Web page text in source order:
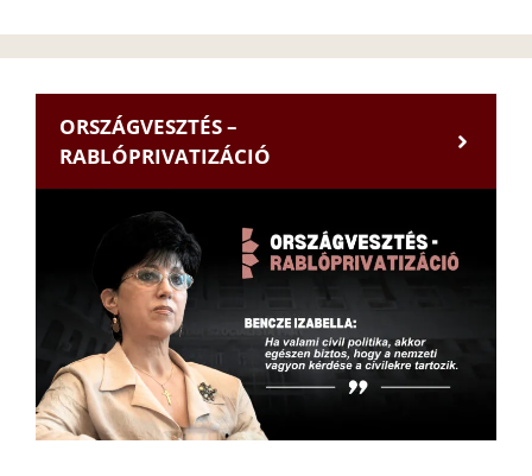
ORSZÁGVESZTÉS –
RABLÓPRIVATIZÁCIÓ